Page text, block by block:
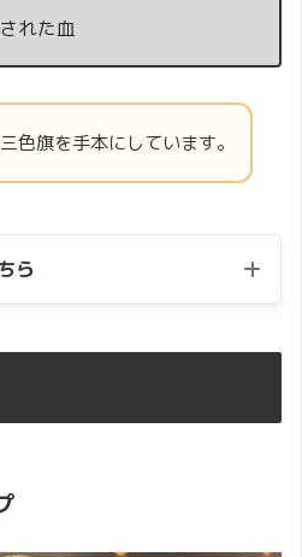
れた血
色旗を手本にしています。
ら